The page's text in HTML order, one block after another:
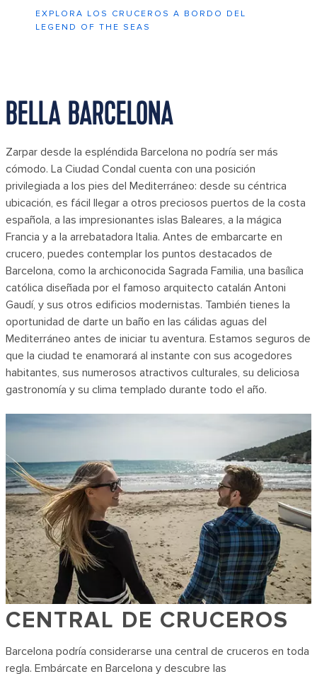
EXPLORA LOS CRUCEROS A BORDO DEL
LEGEND OF THE SEAS
BELLA BARCELONA
Zarpar desde la espléndida Barcelona no podría ser más
cómodo. La Ciudad Condal cuenta con una posición
privilegiada a los pies del Mediterráneo: desde su céntrica
ubicación, es fácil llegar a otros preciosos puertos de la costa
española, a las impresionantes islas Baleares, a la mágica
Francia y a la arrebatadora Italia. Antes de embarcarte en
crucero, puedes contemplar los puntos destacados de
Barcelona, como la archiconocida Sagrada Familia, una basílica
católica diseñada por el famoso arquitecto catalán Antoni
Gaudí, y sus otros edificios modernistas. También tienes la
oportunidad de darte un baño en las cálidas aguas del
Mediterráneo antes de iniciar tu aventura. Estamos seguros de
que la ciudad te enamorará al instante con sus acogedores
habitantes, sus numerosos atractivos culturales, su deliciosa
gastronomía y su clima templado durante todo el año.
CENTRAL DE CRUCEROS
Barcelona podría considerarse una central de cruceros en toda
regla. Embárcate en Barcelona y descubre las